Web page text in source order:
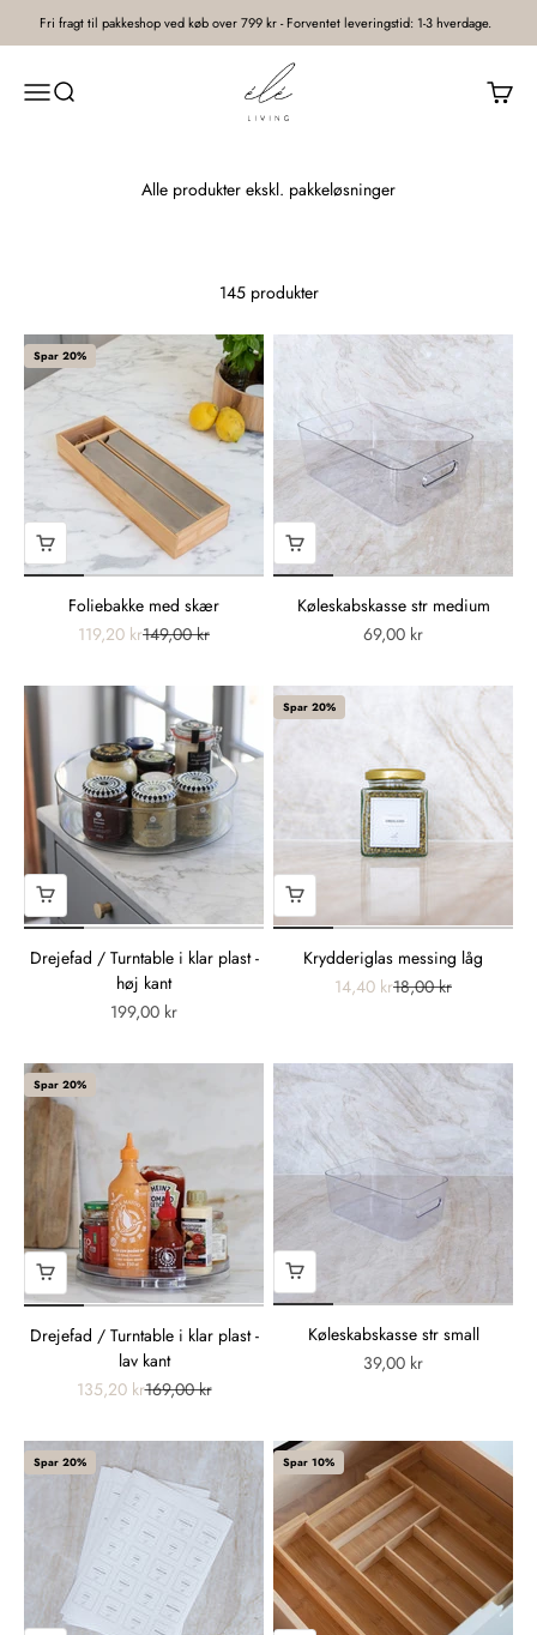
Spring til indhold
Fri fragt til pakkeshop ved køb over 799 kr - Forventet leveringstid: 1-3 hverdage.
Åbn navigationsmenu
Åbn søgefunktion
élé living®
Åbn
145 produkter
Spar 20%
Foliebakke med skær
119,20 kr149,00 kr
Køleskabskasse str medium
69,00 kr
Drejefad / Turntable i klar plast -
høj kant
199,00 kr
Spar 20%
Krydderiglas messing låg
14,40 kr18,00 kr
Spar 20%
Drejefad / Turntable i klar plast -
lav kant
135,20 kr169,00 kr
Køleskabskasse str small
39,00 kr
Spar 20% Spar 10%